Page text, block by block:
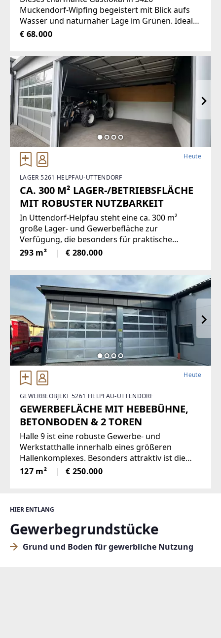
HIER ENTLANG
Gewerbegrundstücke
Grund und Boden für gewerbliche Nutzung
Muckendorf-Wipfing begeistert mit Blick aufs
Wasser und naturnaher Lage im Grünen. Ideal
für Gastgeber:innen, die einen Ort zum
Ausflugsgastronomie. Drinnen
€ 68.000
Heute
LAGER 5261 HELPFAU-UTTENDORF
CA. 300 M² LAGER-/BETRIEBSFLÄCHE
MIT ROBUSTER NUTZBARKEIT
In Uttendorf-Helpfau steht eine ca. 300 m²
große Lager- und Gewerbefläche zur
Verfügung, die besonders für praktische
betriebliche Zwecke geeignet ist. Die Halle
verfügt über eine stabile Stahlkonstruktion und
293 m² € 280.000
Heute
GEWERBEOBJEKT 5261 HELPFAU-UTTENDORF
GEWERBEFLÄCHE MIT HEBEBÜHNE,
BETONBODEN & 2 TOREN
Halle 9 ist eine robuste Gewerbe- und
Werkstatthalle innerhalb eines größeren
Hallenkomplexes. Besonders attraktiv ist die
vorhandene Hebebühne, wodurch die Halle
ideal für Kfz-Betriebe, Reparaturarbeiten,
127 m² € 250.000